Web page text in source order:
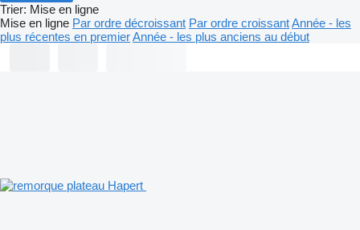
Trier: Mise en ligne
Mise en ligne Par ordre décroissant Par ordre croissantAnnée - les
plus récentes en premierAnnée - les plus anciens au début